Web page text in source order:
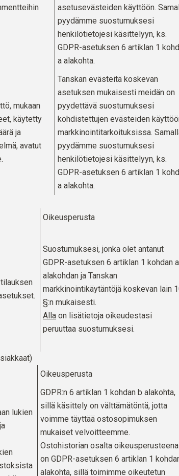
asetusevästeiden käyttöön.
pyydämme suostumuksesi
henkilötietojesi käsittelyyn, ks.
GDPR-asetuksen 6 artiklan 1
a alakohta.
mukaan
käytetty
ja
avatut
Tanskan evästeitä koskevan
asetuksen mukaisesti meidän on
pyydettävä suostumuksesi
kohdistettujen evästeiden
markkinointitarkoituksissa.
pyydämme suostumuksesi
henkilötietojesi käsittelyyn, ks.
GDPR-asetuksen 6 artiklan 1
a alakohta.
Oikeusperusta
Suostumuksesi, jonka olet antanut
GDPR-asetuksen 6 artiklan 1 kohdan a
alakohdan ja Tanskan
markkinointikäytäntöjä koskevan lain
§:n mukaisesti.
Alla on lisätietoja oikeudestasi
peruuttaa suostumuksesi.
Oikeusperusta
lukien
GDPR:n 6 artiklan 1 kohdan b alakohta,
sillä käsittely on välttämätöntä, jotta
voimme täyttää ostosopimuksen
mukaiset velvoitteemme.
Ostohistorian osalta oikeusperusteena
on GDPR-asetuksen 6 artiklan 1
alakohta, sillä toimimme oikeutetun